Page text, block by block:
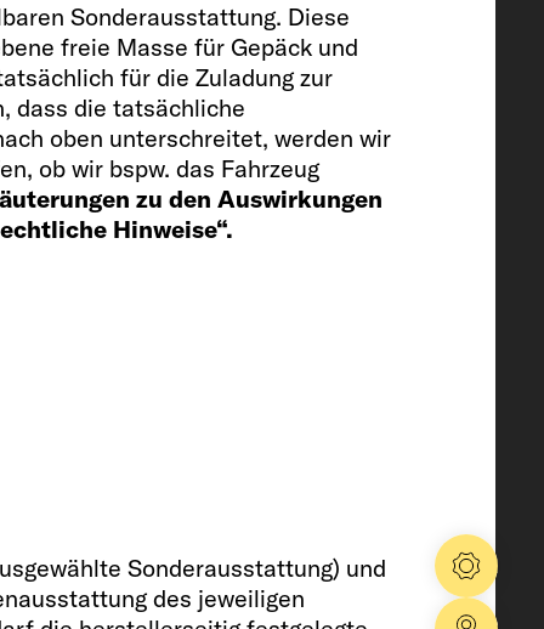
Sonderausstattung. Diese
freie Masse für Gepäck und
für die Zuladung zur
dass die tatsächliche
oben unterschreitet, werden wir
ob wir bspw. das Fahrzeug
zu den Auswirkungen
Hinweise“.
Sonderausstattung) und
des jeweiligen